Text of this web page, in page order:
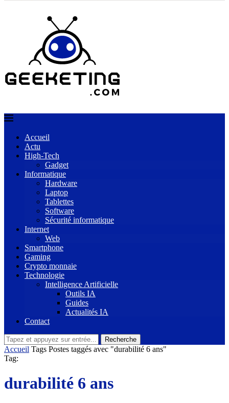
Accueil
Actu
High-Tech
Gadget
Informatique
Hardware
Laptop
Tablettes
Software
Sécurité informatique
Internet
Web
Smartphone
Gaming
Crypto monnaie
Technologie
Intelligence Artificielle
Outils IA
Guides
Actualités IA
Contact
Recherche
Accueil Tags Postes taggés avec "durabilité 6 ans"
Tag:
durabilité 6 ans